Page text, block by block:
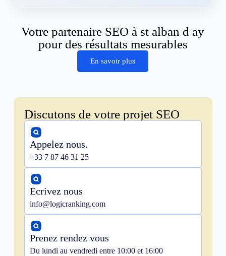
Votre partenaire SEO à st alban d ay
pour des résultats mesurables
En savoir plus
Discutons de votre projet SEO
Appelez nous.
+33 7 87 46 31 25
Ecrivez nous
info@logicranking.com
Prenez rendez vous
Du lundi au vendredi entre 10:00 et 16:00